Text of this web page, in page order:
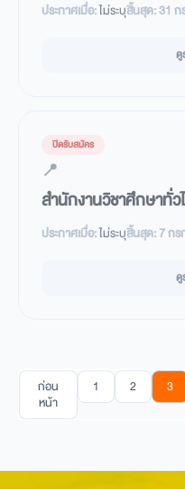
ประกาศเมื่อ:ไม่ระบุสิ้นสุด:31
ดู
ปิดรับสมัคร
📍
สำนักงานวิชาศึกษาทั่
ประกาศเมื่อ:ไม่ระบุสิ้นสุด:7 ก
ดู
ก่อน
หน้า
1 2 3